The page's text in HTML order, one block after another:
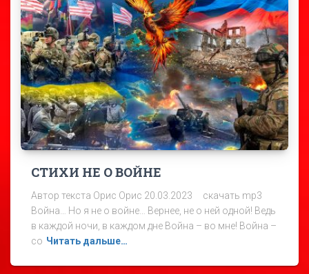
СТИХИ НЕ О ВОЙНЕ
Автор текста Орис Орис 20.03.2023 скачать mp3
Война… Но я не о войне… Вернее, не о ней одной! Ведь
в каждой ночи, в каждом дне Война – во мне! Война –
со Читать дальше…